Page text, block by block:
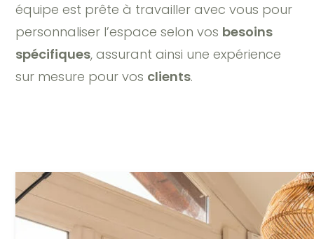
équipe est prête à travailler avec vous pour
personnaliser l’espace selon vos besoins
spécifiques, assurant ainsi une expérience
sur mesure pour vos clients.